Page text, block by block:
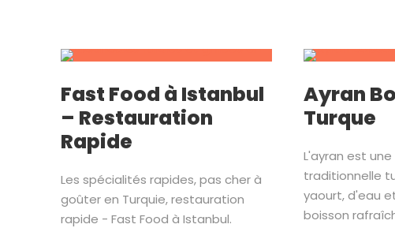
Fast Food à Istanbul
– Restauration
Rapide
Les spécialités rapides, pas cher à
goûter en Turquie, restauration
rapide - Fast Food à Istanbul.
Ayran
Turque
L'ayran est
traditionnelle
yaourt, d'eau
boisson